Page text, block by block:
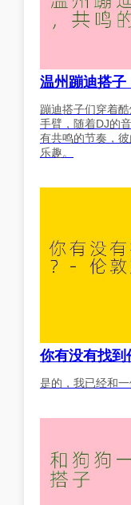
温州蹦迪搭子
蹦迪搭子们穿着
手臂，随着DJ的
有共鸣的节奏，
乐趣。
你有没有找到
是的，我已经和